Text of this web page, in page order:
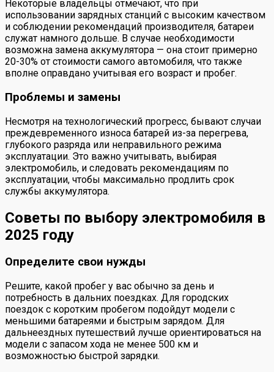
Некоторые владельцы отмечают, что при
использовании зарядных станций с высоким качеством
и соблюдении рекомендаций производителя, батареи
служат намного дольше. В случае необходимости
возможна замена аккумулятора — она стоит примерно
20-30% от стоимости самого автомобиля, что также
вполне оправдано учитывая его возраст и пробег.
Проблемы и замены
Несмотря на технологический прогресс, бывают случаи
преждевременного износа батарей из-за перегрева,
глубокого разряда или неправильного режима
эксплуатации. Это важно учитывать, выбирая
электромобиль, и следовать рекомендациям по
эксплуатации, чтобы максимально продлить срок
службы аккумулятора.
Советы по выбору электромобиля в
2025 году
Определите свои нужды
Решите, какой пробег у вас обычно за день и
потребность в дальних поездках. Для городских
поездок с коротким пробегом подойдут модели с
меньшими батареями и быстрым зарядом. Для
дальнеездных путешествий лучше ориентироваться на
модели с запасом хода не менее 500 км и
возможностью быстрой зарядки.